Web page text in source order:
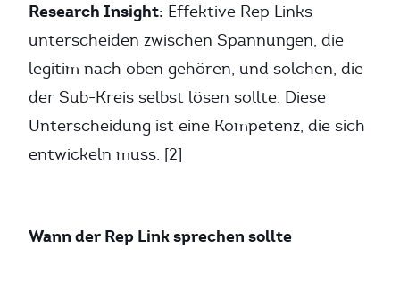
Research Insight: Effektive Rep Links
unterscheiden zwischen Spannungen, die
legitim nach oben gehören, und solchen, die
der Sub-Kreis selbst lösen sollte. Diese
Unterscheidung ist eine Kompetenz, die sich
entwickeln muss. [2]
Wann der Rep Link sprechen sollte